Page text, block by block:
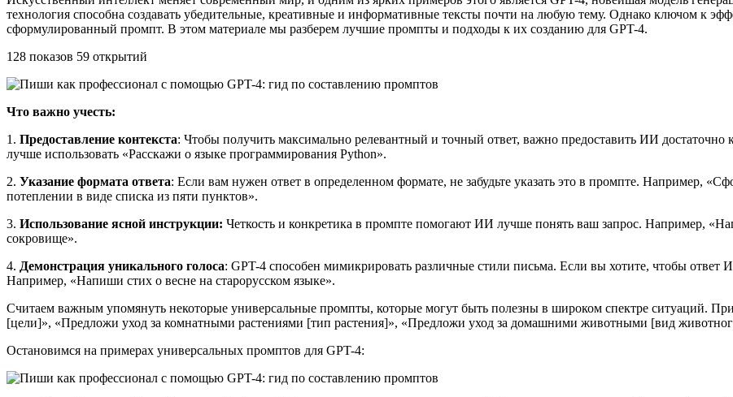
технология способна создавать убедительные, креативные и информативные тексты почти на любую тему. Однако ключом к
сформулированный промпт. В этом материале мы разберем лучшие промпты и подходы к их созданию для GPT-4.
128 показов 59 открытий
Что важно учесть:
1. Предоставление контекста: Чтобы получить максимально релевантный и точный ответ, важно предоставить ИИ
лучше использовать «Расскажи о языке программирования Python».
2. Указание формата ответа: Если вам нужен ответ в определенном формате, не забудьте указать это в промпте. Например,
потеплении в виде списка из пяти пунктов».
3. Использование ясной инструкции: Четкость и конкретика в промпте помогают ИИ лучше понять ваш запрос. Например,
сокровище».
4. Демонстрация уникального голоса: GPT-4 способен мимикрировать различные стили письма. Если вы хотите, чтобы
Например, «Напиши стих о весне на старорусском языке».
Считаем важным упомянуть некоторые универсальные промпты, которые могут быть полезны в широком спектре ситуаций.
[цели]», «Предложи уход за комнатными растениями [тип растения]», «Предложи уход за домашними животными [вид
Остановимся на примерах универсальных промптов для GPT-4: